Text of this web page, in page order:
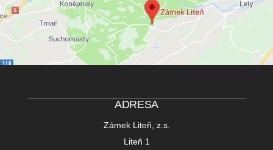
ADRESA
Zámek Liteň, z.s.
Liteň 1